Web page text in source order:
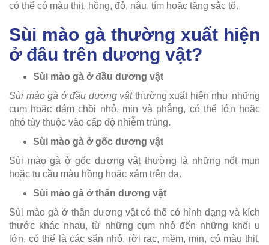
có thể có màu thịt, hồng, đỏ, nâu, tím hoặc tăng sắc tố.
Sùi mào gà thường xuất hiện
ở đâu trên dương vật?
Sùi mào gà ở đầu dương vật
Sùi mào gà ở đầu dương vậtthường xuất hiện như những
cụm hoặc đám chồi nhỏ, mịn và phẳng, có thể lớn hoặc
nhỏ tùy thuộc vào cấp độ nhiễm trùng.
Sùi mào gà ở gốc dương vật
Sùi mào gà ở gốc dương vật thường là những nốt mụn
hoặc tụ cầu màu hồng hoặc xám trên da.
Sùi mào gà ở thân dương vật
Sùi mào gà ở thân dương vật có thể có hình dạng và kích
thước khác nhau, từ những cụm nhỏ đến những khối u
lớn, có thể là các sẩn nhỏ, rời rạc, mềm, mịn, có màu thịt,